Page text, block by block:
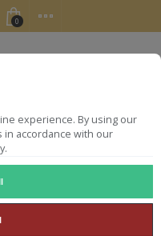
experience. By using our
accordance with our
0